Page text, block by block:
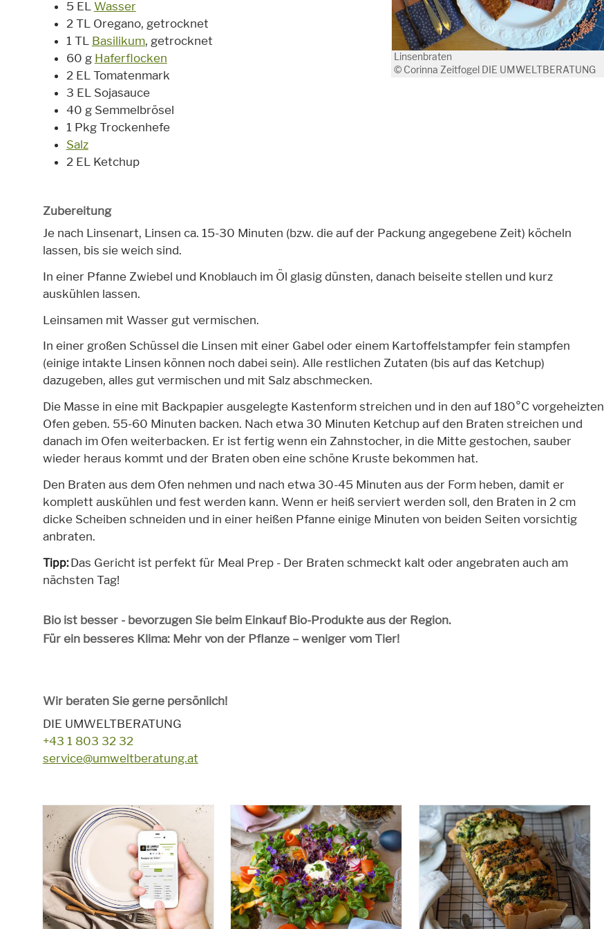
Linsenbraten
© Corinna Zeitfogel DIE UMWELTBERATUNG
5 EL Wasser
2 TL Oregano, getrocknet
1 TL Basilikum, getrocknet
60 g Haferflocken
2 EL Tomatenmark
3 EL Sojasauce
40 g Semmelbrösel
1 Pkg Trockenhefe
Salz
2 EL Ketchup
Zubereitung
Je nach Linsenart, Linsen ca. 15-30 Minuten (bzw. die auf der Packung angegebene Zeit) köcheln
lassen, bis sie weich sind.
In einer Pfanne Zwiebel und Knoblauch im Öl glasig dünsten, danach beiseite stellen und kurz
auskühlen lassen.
Leinsamen mit Wasser gut vermischen.
In einer großen Schüssel die Linsen mit einer Gabel oder einem Kartoffelstampfer fein stampfen
(einige intakte Linsen können noch dabei sein). Alle restlichen Zutaten (bis auf das Ketchup)
dazugeben, alles gut vermischen und mit Salz abschmecken.
Die Masse in eine mit Backpapier ausgelegte Kastenform streichen und in den auf 180°C vorgeheizten
Ofen geben. 55-60 Minuten backen. Nach etwa 30 Minuten Ketchup auf den Braten streichen und
danach im Ofen weiterbacken. Er ist fertig wenn ein Zahnstocher, in die Mitte gestochen, sauber
wieder heraus kommt und der Braten oben eine schöne Kruste bekommen hat.
Den Braten aus dem Ofen nehmen und nach etwa 30-45 Minuten aus der Form heben, damit er
komplett auskühlen und fest werden kann. Wenn er heiß serviert werden soll, den Braten in 2 cm
dicke Scheiben schneiden und in einer heißen Pfanne einige Minuten von beiden Seiten vorsichtig
anbraten.
Tipp:Das Gericht ist perfekt für Meal Prep - Der Braten schmeckt kalt oder angebraten auch am
nächsten Tag!
Bio ist besser - bevorzugen Sie beim Einkauf Bio-Produkte aus der Region.
Für ein besseres Klima: Mehr von der Pflanze – weniger vom Tier!
Wir beraten Sie gerne persönlich!
DIE UMWELTBERATUNG
+43 1 803 32 32
service@umweltberatung.at